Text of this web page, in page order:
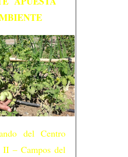
del Centro
II – Campos del